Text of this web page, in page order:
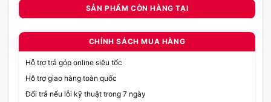
SẢN PHẨM CÒN HÀNG TẠI
CHÍNH SÁCH MUA HÀNG
Hỗ trợ trả góp online siêu tốc
Hỗ trợ giao hàng toàn quốc
Đổi trả nếu lỗi kỹ thuật trong 7 ngày